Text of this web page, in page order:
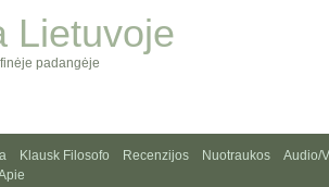
Lietuvoje
padangėje
Klausk Filosofo Recenzijos Nuotraukos
Audio/